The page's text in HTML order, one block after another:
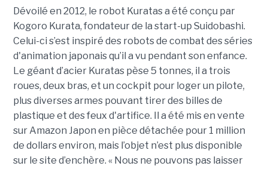
Dévoilé en 2012, le robot Kuratas a été conçu par
Kogoro Kurata, fondateur de la start-up Suidobashi.
Celui-ci s’est inspiré des robots de combat des séries
d'animation japonais qu’il a vu pendant son enfance.
Le géant d’acier Kuratas pèse 5 tonnes, il a trois
roues, deux bras, et un cockpit pour loger un pilote,
plus diverses armes pouvant tirer des billes de
plastique et des feux d'artifice. Il a été mis en vente
sur Amazon Japon en pièce détachée pour 1 million
de dollars environ, mais l’objet n’est plus disponible
sur le site d’enchère. « Nous ne pouvons pas laisser